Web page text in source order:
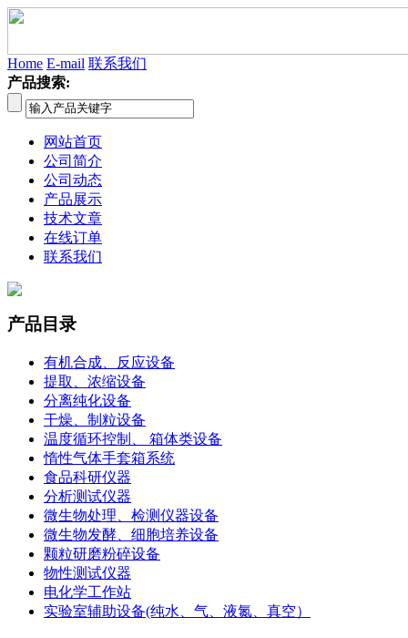
Home E-mail 联系我们
产品搜索:
网站首页
公司简介
公司动态
产品展示
技术文章
在线订单
联系我们
产品目录
有机合成、反应设备
提取、浓缩设备
分离纯化设备
干燥、制粒设备
温度循环控制、 箱体类设备
惰性气体手套箱系统
食品科研仪器
分析测试仪器
微生物处理、检测仪器设备
微生物发酵、细胞培养设备
颗粒研磨粉碎设备
物性测试仪器
电化学工作站
实验室辅助设备(纯水、气、液氮、真空）